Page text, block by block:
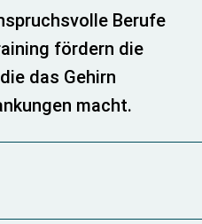
Berufe
fördern die
das Gehirn
macht.